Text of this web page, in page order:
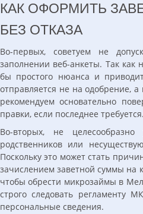
КАК ОФОРМИТЬ
БЕЗ ОТКАЗА
Во-первых, советуем не
заполнении веб-анкеты. Так как
бы простого нюанса и
отправляется не на одобрение,
рекомендуем основательно
правки, если последнее требуется.
Во-вторых, не
родственников или
Поскольку это может стать
зачислением заветной суммы на
чтобы обрести микрозаймы в
строго следовать регламенту
персональные сведения.